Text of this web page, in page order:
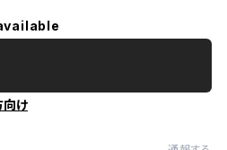
向け